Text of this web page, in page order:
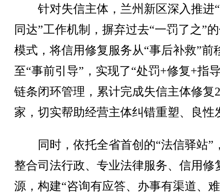
针对失信主体，兰州新区深入推进
同达”工作机制，摒弃过去“一罚了之”
模式，将信用修复服务从“事后补救”前
至“事前引导”，实现了“处罚+修复+指
链条闭环管理，累计完成失信主体修复
家，切实帮助经营主体纠错重塑、良性
同时，依托全省首创的“法信驿站”
整合司法行政、专业法律服务、信用修
源，构建“咨询有应答、办事有渠道、